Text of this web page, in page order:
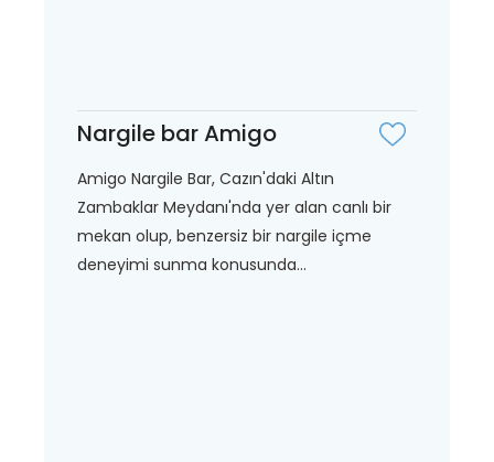
Nargile bar Amigo
Amigo Nargile Bar, Cazın'daki Altın
Zambaklar Meydanı'nda yer alan canlı bir
mekan olup, benzersiz bir nargile içme
deneyimi sunma konusunda...